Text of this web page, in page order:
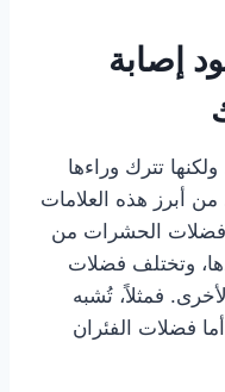
إصابة
تترك وراءها
أبرز هذه العلامات
الحشرات من
وتختلف فضلات
فمثلاً، تُشبه
فضلات الفئران